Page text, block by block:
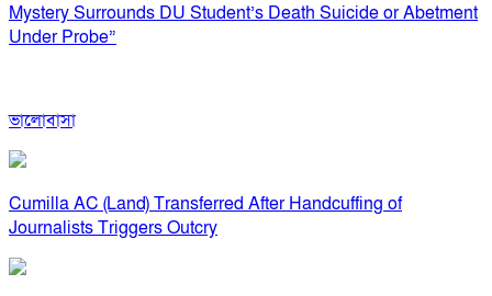
Mystery Surrounds DU Student’s Death Suicide or Abetment
Under Probe”
ভালোবাসা
Cumilla AC (Land) Transferred After Handcuffing of
Journalists Triggers Outcry